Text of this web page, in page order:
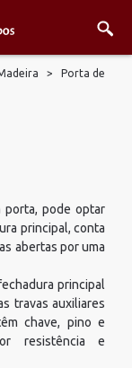
> Porta de
porta, pode optar
principal, conta
abertas por uma
principal
travas auxiliares
chave, pino e
resistência e